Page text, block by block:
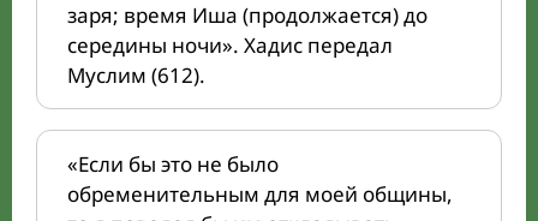
заря; время Иша (продолжается) до
середины ночи». Хадис передал
Муслим (612).
«Если бы это не было
обременительным для моей общины,